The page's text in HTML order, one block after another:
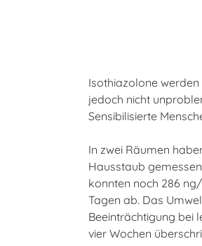
Isothiazolone
jedoch nicht
Sensibilisierte
In zwei Räumen
Hausstaub
konnten noch 286
Tagen ab. Das
Beeinträchtigung bei
vier Wochen